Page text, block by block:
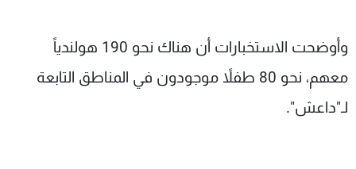
وأوضحت الاستخبارات أن هناك نحو 190 هولندياً
معهم، نحو 80 طفلاً موجودون في المناطق التابعة
لـ"داعش".